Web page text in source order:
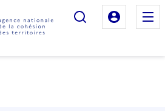
Rechercher
Mon